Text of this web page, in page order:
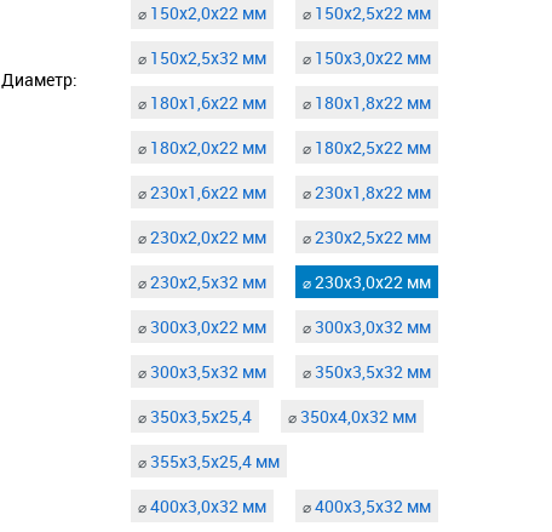
Диаметр:
⌀150х2,0х22 мм ⌀150х2,5х22 мм
⌀150х2,5х32 мм ⌀150х3,0х22 мм
⌀180х1,6х22 мм ⌀180х1,8х22 мм
⌀180х2,0х22 мм ⌀180х2,5х22 мм
⌀230х1,6х22 мм ⌀230х1,8х22 мм
⌀230х2,0х22 мм ⌀230х2,5х22 мм
⌀230х2,5х32 мм ⌀230х3,0х22 мм
⌀300х3,0х22 мм ⌀300х3,0х32 мм
⌀300х3,5х32 мм ⌀350х3,5х32 мм
⌀350х3,5х25,4 ⌀350х4,0х32 мм
⌀355х3,5х25,4 мм
⌀400х3,0х32 мм ⌀400х3,5х32 мм